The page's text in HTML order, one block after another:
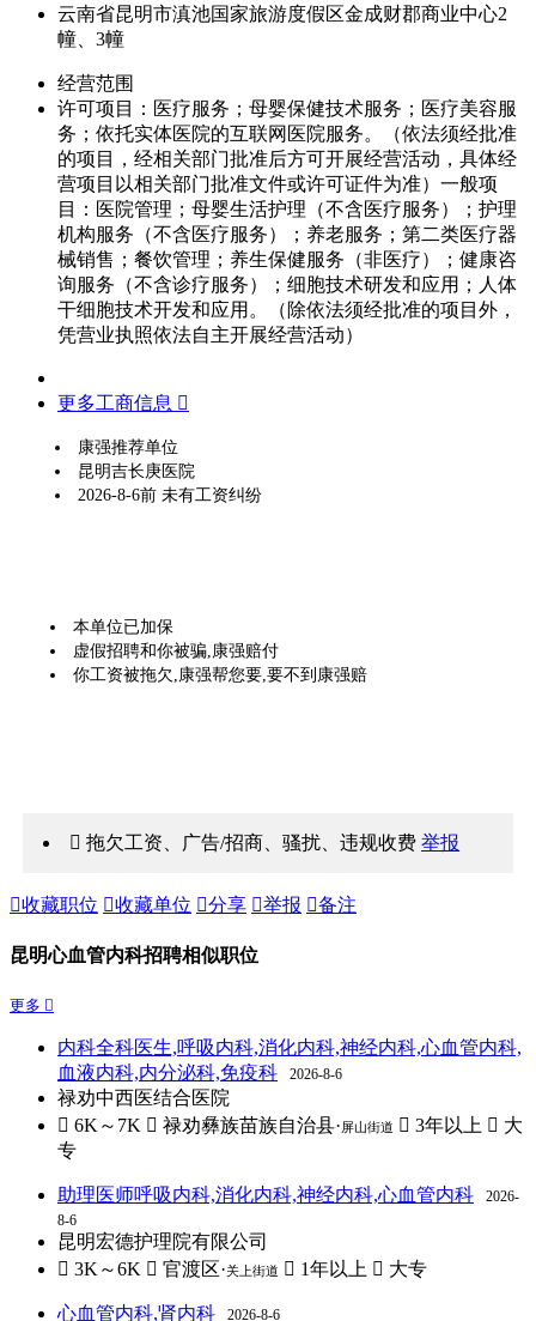
云南省昆明市滇池国家旅游度假区金成财郡商业中心2
幢、3幢
经营范围
许可项目：医疗服务；母婴保健技术服务；医疗美容服
务；依托实体医院的互联网医院服务。（依法须经批准
的项目，经相关部门批准后方可开展经营活动，具体经
营项目以相关部门批准文件或许可证件为准）一般项
目：医院管理；母婴生活护理（不含医疗服务）；护理
机构服务（不含医疗服务）；养老服务；第二类医疗器
械销售；餐饮管理；养生保健服务（非医疗）；健康咨
询服务（不含诊疗服务）；细胞技术研发和应用；人体
干细胞技术开发和应用。（除依法须经批准的项目外，
凭营业执照依法自主开展经营活动）
更多工商信息 
康强推荐单位
昆明吉长庚医院
2026-8-6前 未有工资纠纷
本单位已加保
虚假招聘和你被骗,康强赔付
你工资被拖欠,康强帮您要,要不到康强赔
 拖欠工资、广告/招商、骚扰、违规收费举报
收藏职位 收藏单位 分享 举报 备注
昆明心血管内科招聘相似职位
更多 
内科全科医生,呼吸内科,消化内科,神经内科,心血管内科,
血液内科,内分泌科,免疫科
2026-8-6
禄劝中西医结合医院
 6K～7K  禄劝彝族苗族自治县·屏山街道  3年以上  大
专
助理医师呼吸内科,消化内科,神经内科,心血管内科
2026-
8-6
昆明宏德护理院有限公司
 3K～6K  官渡区·关上街道  1年以上  大专
心血管内科,肾内科 2026-8-6